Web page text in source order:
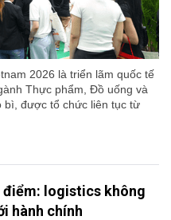
2026 là triển lãm quốc tế
Thực phẩm, Đồ uống và
bì, được tổ chức liên tục từ
điểm: logistics không
hành chính